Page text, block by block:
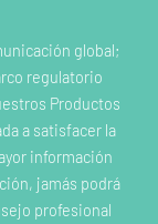
global;
regulatorio
Productos
a satisfacer la
información
jamás podrá
profesional